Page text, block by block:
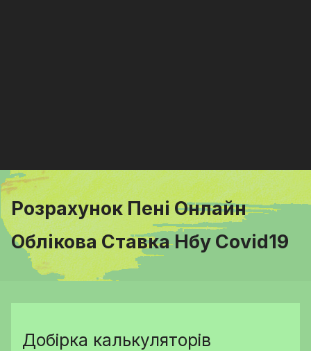
Розрахунок Пені Онлайн
Облікова Ставка Нбу Covid19
Добірка калькуляторів